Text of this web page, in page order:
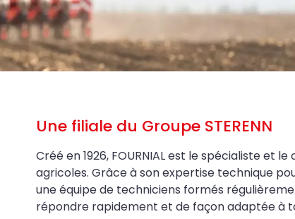
Une filiale du Groupe STERENN
Créé en 1926, FOURNIAL est le spécialiste et
agricoles. Grâce à son expertise technique
une équipe de techniciens formés
répondre rapidement et de façon adaptée à